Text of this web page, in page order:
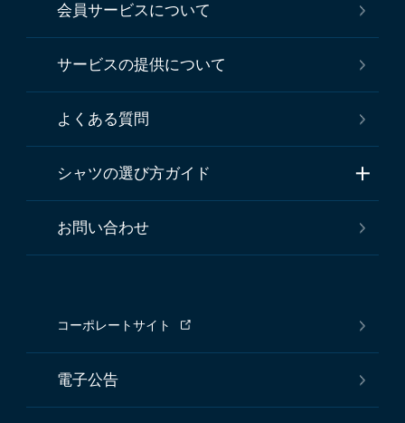
会員サービスについて
サービスの提供について
よくある質問
シャツの選び方ガイド
お問い合わせ
コーポレートサイト
電子公告